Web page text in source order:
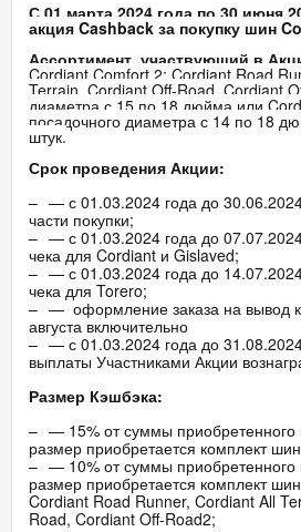
С 01 марта 2024 года по 30 июня
акция Cashback за покупку шин
Ассортимент, участвующий в
Cordiant Comfort 2; Cordiant Road
Terrain, Cordiant Off-Road, Cordiant
диаметра с 15 по 18 дюйма или
посадочного диаметра с 14 по 18
штук.
Срок проведения Акции:
— с 01.03.2024 года до
части покупки;
— с 01.03.2024 года до 07.07.2024
чека для Cordiant и Gislaved;
— с 01.03.2024 года до 14.07.2024
чека для Torero;
— оформление заказа на вывод
августа включительно
— с 01.03.2024 года до
выплаты Участниками Акции
Размер Кэшбэка:
— 15% от суммы приобретенного
размер приобретается комплект
— 10% от суммы приобретенного
размер приобретается комплект
Cordiant Road Runner, Cordiant All
Road, Cordiant Off-Road2;